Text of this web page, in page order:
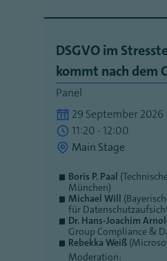
DSGVO im
kommt nach dem
Panel
29 September 2026
11:20 - 12:00
Main Stage
Boris P. Paal
München)
Michael Will
für
Dr. Hans-Joachim
Group Compliance &
Rebekka Weiß
Moderation: